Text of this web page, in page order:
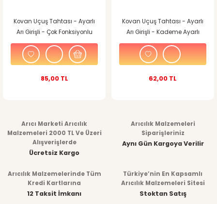
Kovan Uçuş Tahtası - Ayarlı
Arı Girişli - Çok Fonksiyonlu
85,00 TL
Kovan Uçuş Tahtası - Ayarlı
Arı Girişli - Kademe Ayarlı
62,00 TL
Arıcı Marketi Arıcılık
Malzemeleri 2000 TL Ve Üzeri
Alışverişlerde
Ücretsiz Kargo
Arıcılık Malzemeleri
Siparişleriniz
Aynı Gün Kargoya Verilir
Arıcılık Malzemelerinde Tüm
Kredi Kartlarına
12 Taksit İmkanı
Türkiye’nin En Kapsamlı
Arıcılık Malzemeleri Sitesi
Stoktan Satış